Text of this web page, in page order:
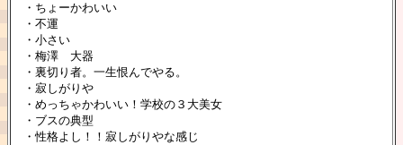
・ちょーかわいい
・不運
・小さい
・梅澤 大器
・裏切り者。一生恨んでやる。
・寂しがりや
・めっちゃかわいい！学校の３大美女
・ブスの典型
・性格よし！！寂しがりやな感じ